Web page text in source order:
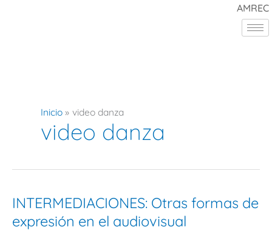
AMREC
Inicio video danza
video danza
INTERMEDIACIONES: Otras formas de
expresión en el audiovisual
INTERMEDIACIONES:
formas